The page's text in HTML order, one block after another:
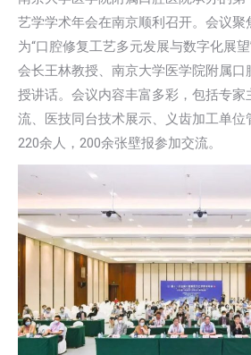
艺学学术年会在南京顺利召开。会议聚
为“口腔修复工艺多元发展与数字化展
会长王林教授、南京大学医学院附属口
授讲话。会议内容丰富多彩，包括专家
流、医技同台技术展示、义齿加工单位
220余人，200余张壁报参加交流。